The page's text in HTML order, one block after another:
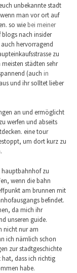
unbekannte stadt
man vor ort auf
so wie bei meiner
blogs nach insider
hervorragend
zu
städten sehr
(auch in
und ihr solltet lieber
an und ermöglicht
werfen und abseits
eine tour
um dort kurz zu
hauptbahnhof zu
wenn die bahn
am brunnen mit
befindet.
da mich ihr
unseren guide.
nicht nur am
ich nämlich schon
zur stadtgeschichte
dass ich richtig
habe.